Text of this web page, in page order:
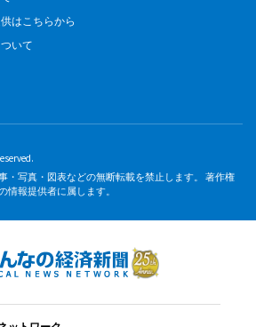
はこちらから
いて
・写真・図表などの無断転載を禁止します。 著作権
情報提供者に属します。